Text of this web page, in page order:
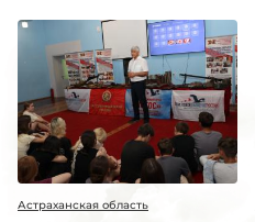
Астраханская область